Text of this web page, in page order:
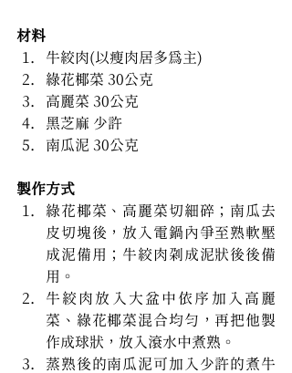
材料
牛絞肉(以瘦肉居多為主)
綠花椰菜 30公克
高麗菜 30公克
黑芝麻 少許
南瓜泥 30公克
製作方式
綠花椰菜、高麗菜切細碎；南瓜去
皮切塊後，放入電鍋內爭至熟軟壓
成泥備用；牛絞肉剁成泥狀後後備
用。
牛絞肉放入大盆中依序加入高麗
菜、綠花椰菜混合均勻，再把他製
作成球狀，放入滾水中煮熟。
蒸熟後的南瓜泥可加入少許的煮牛